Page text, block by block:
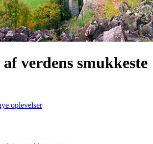
verdens smukkeste
oplevelser